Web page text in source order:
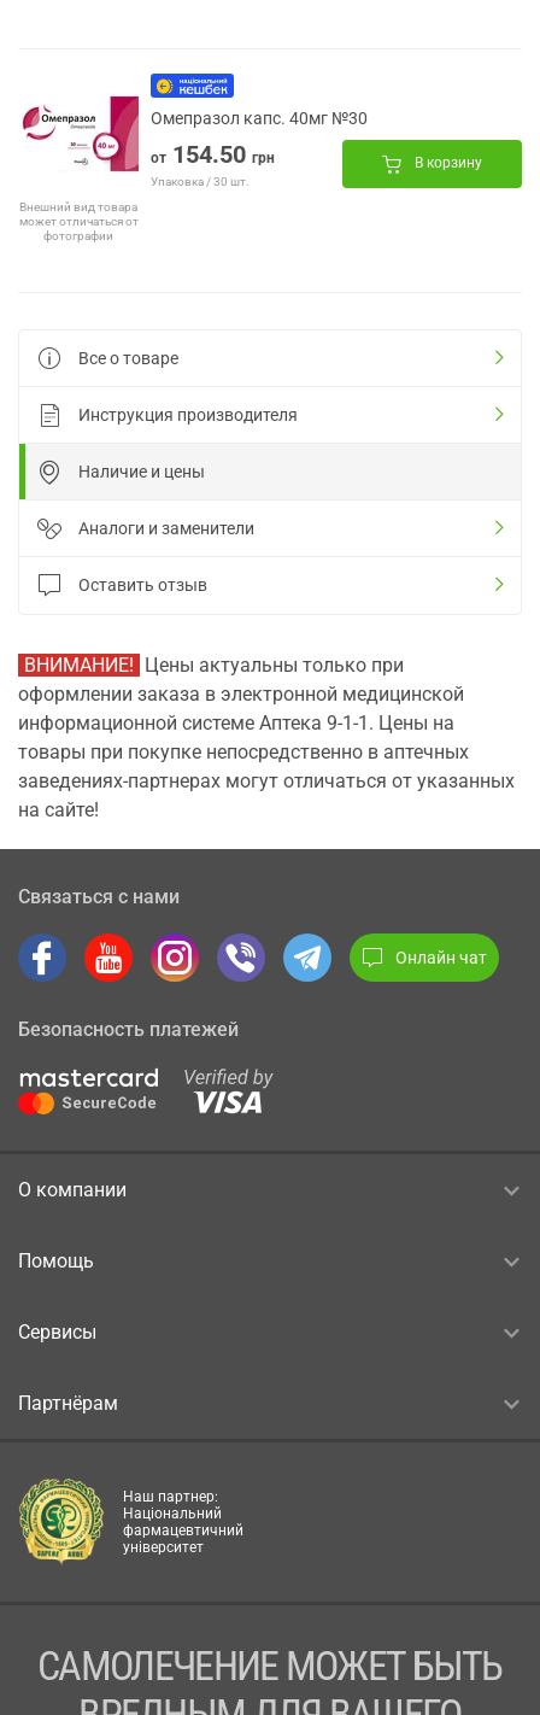
Внешний вид товара
может отличаться от
фотографии
Омепразол капс. 40мг №30
от 154.50 грн
Упаковка / 30 шт.
В корзину
Все о товаре
Инструкция производителя
Наличие и цены
Аналоги и заменители
Оставить отзыв
ВНИМАНИЕ! Цены актуальны только при
оформлении заказа в электронной медицинской
информационной системе Аптека 9-1-1. Цены на
товары при покупке непосредственно в аптечных
заведениях-партнерах могут отличаться от указанных
на сайте!
Связаться с нами
Онлайн чат
Безопасность платежей
О компании
Помощь
Сервисы
Партнёрам
Наш партнер:
Національний
фармацевтичний
університет
САМОЛЕЧЕНИЕ МОЖЕТ БЫТЬ